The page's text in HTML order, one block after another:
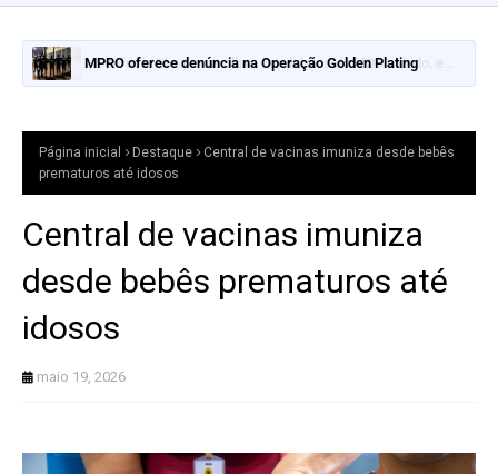
MPRO oferece denúncia na Operação Golden Plating
Página inicial Destaque
Central de vacinas imuniza desde bebês
prematuros até idosos
Central de vacinas imuniza
desde bebês prematuros até
idosos
maio 19, 2026